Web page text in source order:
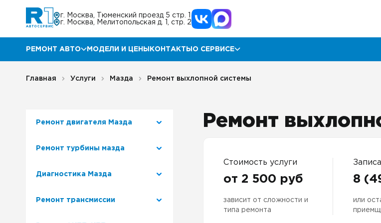
г. Москва, Тюменский проезд 5 стр. 1
г. Москва, Мелитопольская д. 1, стр. 2
РЕМОНТ АВТО
Ремонт Мазда
Ремонт Хендай
МОДЕЛИ И ЦЕНЫ КОНТАКТЫ О СЕРВИСЕ
Программа лояльности
Отзывы
Корпоративным клиентам
Главная Услуги Мазда Ремонт выхлопной системы
Ремонт двигателя Мазда
Ремонт турбины мазда
Диагностика Мазда
Ремонт трансмиссии
Ремонт
Стоимость услуги
от 2 500 руб
зависит от сложности и
типа ремонта
8
или